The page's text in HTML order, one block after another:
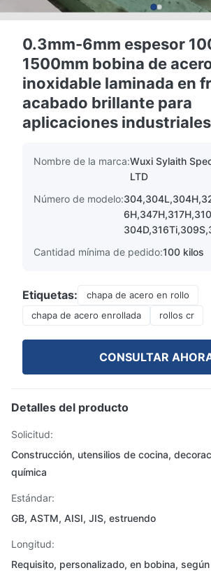
0.3mm-6mm espesor
1500mm bobina de
inoxidable laminada en
acabado brillante para
aplicaciones industriales
Nombre de la marca:Wuxi Sylaith
LTD
Número de modelo:
Cantidad mínima de pedido:100 kilos
Etiquetas:
chapa de acero en rollo
chapa de acero enrollada
rollos cr
CONSULTAR
Detalles del producto
Solicitud:
Construcción, utensilios de cocina,
química
Estándar:
GB, ASTM, AISI, JIS, estruendo
Longitud:
Requisito, personalizado, en bobina,